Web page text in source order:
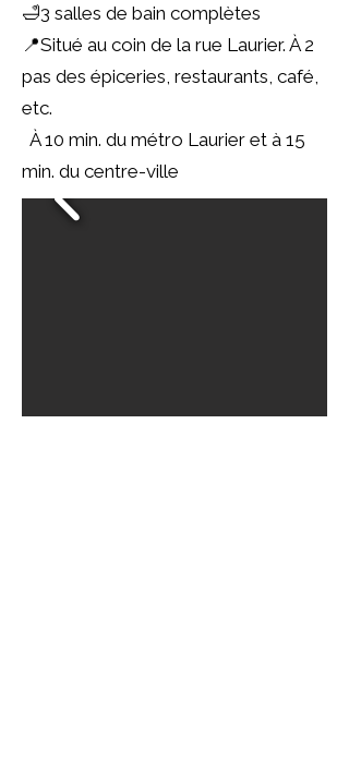
🛁3 salles de bain complètes
📍Situé au coin de la rue Laurier. À 2
pas des épiceries, restaurants, café,
etc.
À 10 min. du métro Laurier et à 15
min. du centre-ville